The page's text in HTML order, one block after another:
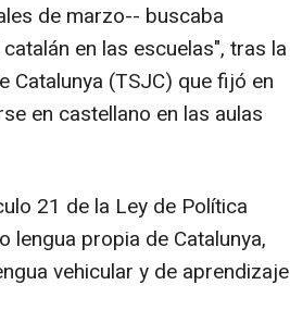
de marzo-- buscaba
en las escuelas", tras la
Catalunya (TSJC) que fijó en
en castellano en las aulas
21 de la Ley de Política
lengua propia de Catalunya,
vehicular y de aprendizaje